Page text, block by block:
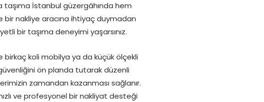
taşıma İstanbul güzergâhında hem
bir nakliye aracına ihtiyaç duymadan
bir taşıma deneyimi yaşarsınız.
birkaç koli mobilya ya da küçük ölçekli
ön planda tutarak düzenli
zamandan kazanması sağlanır.
ve profesyonel bir nakliyat desteği